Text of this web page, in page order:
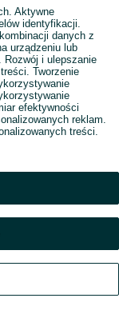
Czat Konto
Aktywne
identyfikacji.
danych z
urządzeniu lub
i ulepszanie
Tworzenie
efektywności
reklam.
treści.